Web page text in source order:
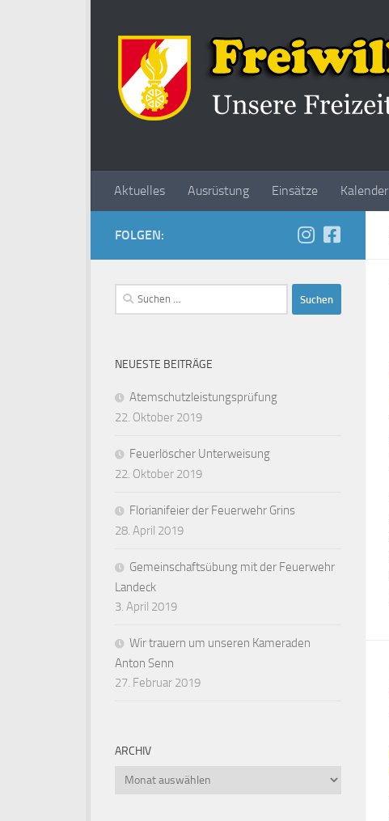
Aktuelles Ausrüstung Einsätze Kalender
FOLGEN:
Suchen
nach:
NEUESTE BEITRÄGE
Atemschutzleistungsprüfung
22. Oktober 2019
Feuerlöscher Unterweisung
22. Oktober 2019
Florianifeier der Feuerwehr Grins
28. April 2019
Gemeinschaftsübung mit der Feuerwehr
Landeck
3. April 2019
Wir trauern um unseren Kameraden
Anton Senn
27. Februar 2019
ARCHIV
Archiv